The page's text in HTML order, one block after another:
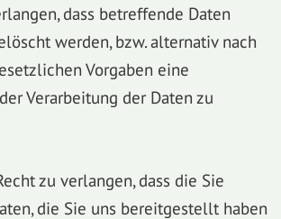
dass betreffende Daten
werden, bzw. alternativ nach
Vorgaben eine
Verarbeitung der Daten zu
zu verlangen, dass die Sie
die Sie uns bereitgestellt haben